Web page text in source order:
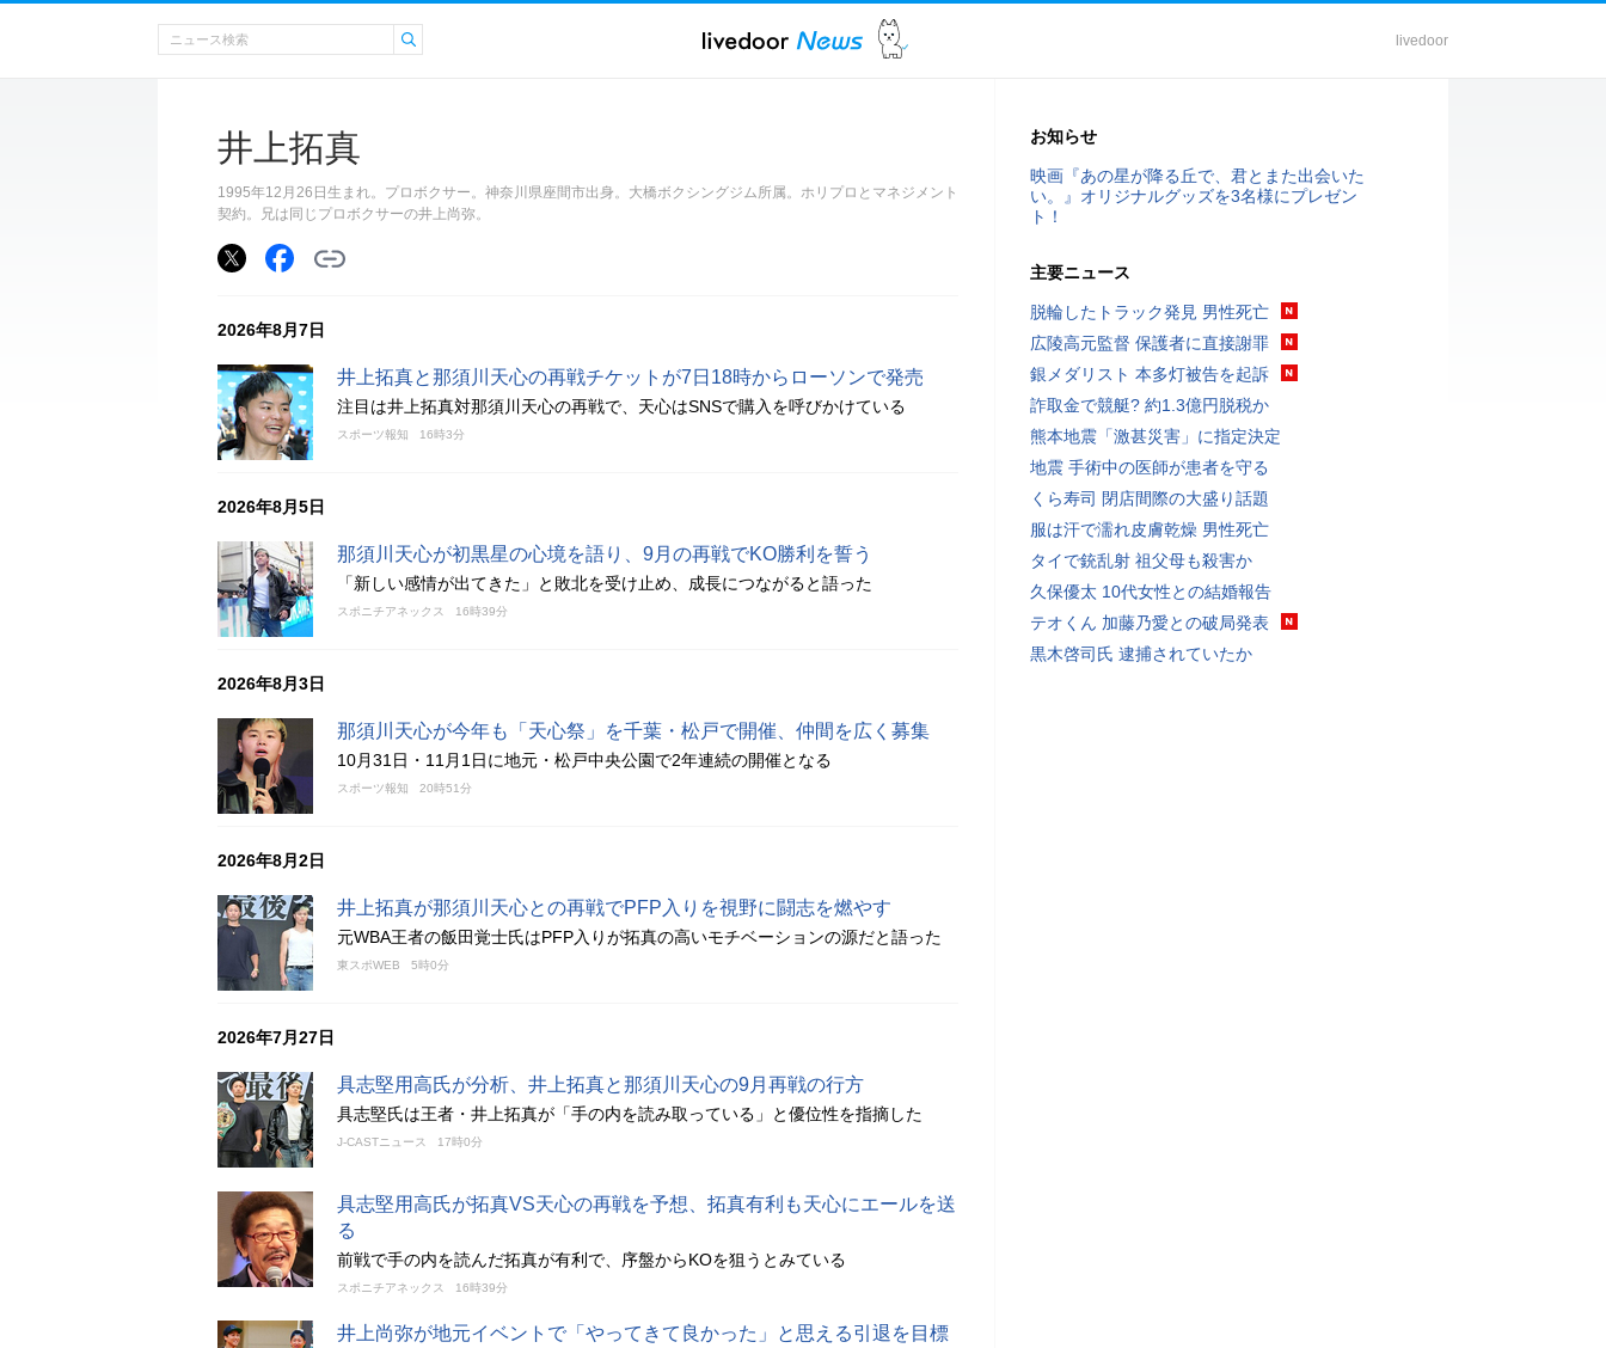
livedoor
井上拓真
1995年12月26日生まれ。プロボクサー。神奈川県座間市出身。大橋ボクシングジム所属。ホリプロとマネジメント
契約。兄は同じプロボクサーの井上尚弥。
2026年8月7日
井上拓真と那須川天心の再戦チケットが7日18時からローソンで発売
注目は井上拓真対那須川天心の再戦で、天心はSNSで購入を呼びかけている
スポーツ報知 16時3分
2026年8月5日
那須川天心が初黒星の心境を語り、9月の再戦でKO勝利を誓う
「新しい感情が出てきた」と敗北を受け止め、成長につながると語った
スポニチアネックス 16時39分
2026年8月3日
那須川天心が今年も「天心祭」を千葉・松戸で開催、仲間を広く募集
10月31日・11月1日に地元・松戸中央公園で2年連続の開催となる
スポーツ報知 20時51分
2026年8月2日
井上拓真が那須川天心との再戦でPFP入りを視野に闘志を燃やす
元WBA王者の飯田覚士氏はPFP入りが拓真の高いモチベーションの源だと語った
東スポWEB 5時0分
2026年7月27日
具志堅用高氏が分析、井上拓真と那須川天心の9月再戦の行方
具志堅氏は王者・井上拓真が「手の内を読み取っている」と優位性を指摘した
J-CASTニュース 17時0分
具志堅用高氏が拓真VS天心の再戦を予想、拓真有利も天心にエールを送
る
前戦で手の内を読んだ拓真が有利で、序盤からKOを狙うとみている
スポニチアネックス 16時39分
井上尚弥が地元イベントで「やってきて良かった」と思える引退を目標
お知らせ
映画『あの星が降る丘で、君とまた出会いた
い。』オリジナルグッズを3名様にプレゼン
ト！
主要ニュース
脱輪したトラック発見 男性死亡
広陵高元監督 保護者に直接謝罪
銀メダリスト 本多灯被告を起訴
詐取金で競艇? 約1.3億円脱税か
熊本地震「激甚災害」に指定決定
地震 手術中の医師が患者を守る
くら寿司 閉店間際の大盛り話題
服は汗で濡れ皮膚乾燥 男性死亡
タイで銃乱射 祖父母も殺害か
久保優太 10代女性との結婚報告
テオくん 加藤乃愛との破局発表
黒木啓司氏 逮捕されていたか